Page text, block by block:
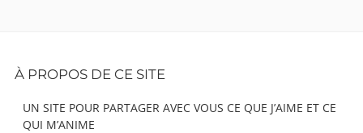
Content
À PROPOS DE CE SITE
UN SITE POUR PARTAGER AVEC VOUS CE QUE J’AIME ET CE
QUI M’ANIME